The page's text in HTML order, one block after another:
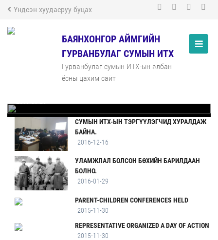
Үндсэн хуудасруу буцах
БАЯНХОНГОР АЙМГИЙН
ГУРВАНБУЛАГ СУМЫН ИТХ
Гурванбулаг сумын ИТХ-ын албан
ёсны цахим сайт
ГУРВАНБУЛАГ СУМЫН ОНХСАНГИЙН 8-Р
САРЫН ГҮЙЦЭТГЭЛ
СУМЫН ИТХ-ЫН ТЭРГҮҮЛЭГЧИД ХУРАЛДАЖ
БАЙНА.
2016-12-16
УЛАМЖЛАЛ БОЛСОН БӨХИЙН БАРИЛДААН
БОЛНО.
2016-01-29
PARENT-CHILDREN CONFERENCES HELD
2015-11-30
REPRESENTATIVE ORGANIZED A DAY OF ACTION
2015-11-30